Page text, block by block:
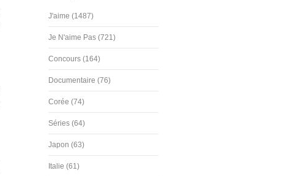
J'aime (1487)
Je N'aime Pas (721)
Concours (164)
Documentaire (76)
Corée (74)
Séries (64)
Japon (63)
Italie (61)